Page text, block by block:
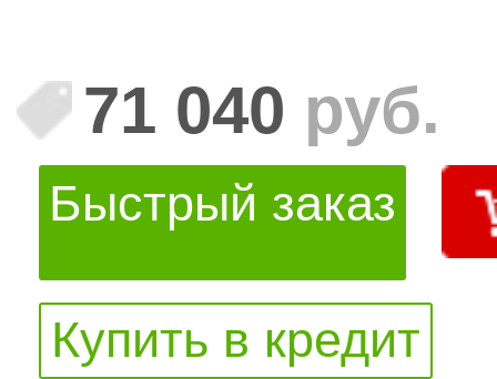
71 040 руб.
Быстрый заказ
Купить в кредит